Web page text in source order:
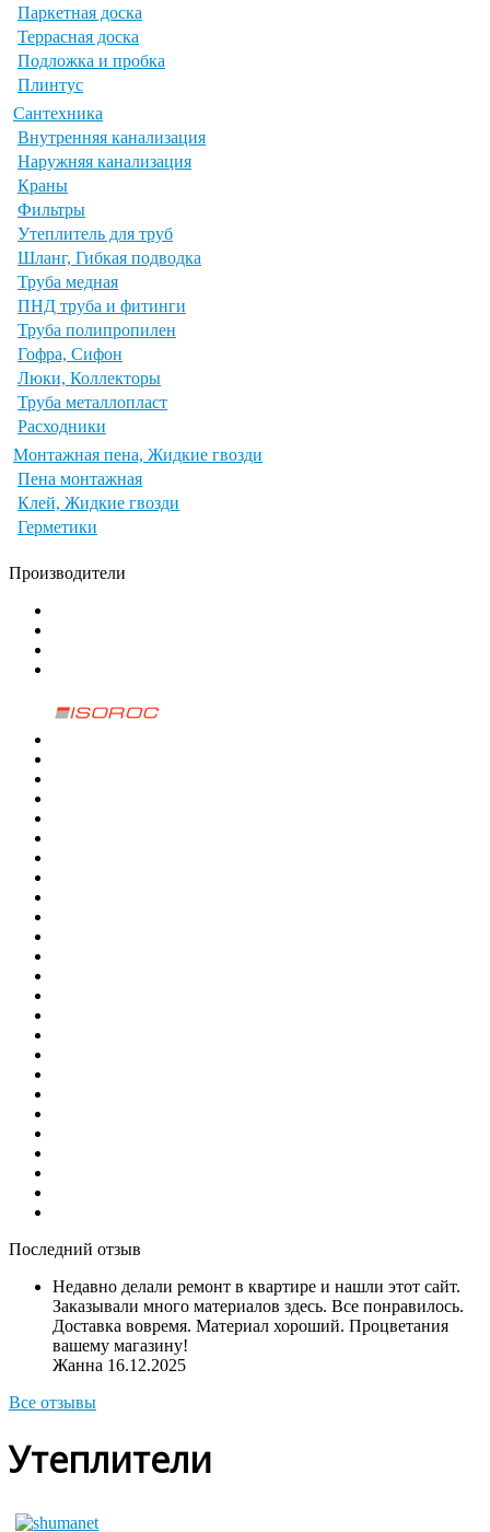
Паркетная доска
Террасная доска
Подложка и пробка
Плинтус
Сантехника
Внутренняя канализация
Наружняя канализация
Краны
Фильтры
Утеплитель для труб
Шланг, Гибкая подводка
Труба медная
ПНД труба и фитинги
Труба полипропилен
Гофра, Сифон
Люки, Коллекторы
Труба металлопласт
Расходники
Монтажная пена, Жидкие гвозди
Пена монтажная
Клей, Жидкие гвозди
Герметики
Производители
Последний отзыв
Недавно делали ремонт в квартире и нашли этот сайт.
Заказывали много материалов здесь. Все понравилось.
Доставка вовремя. Материал хороший. Процветания
вашему магазину!
Жанна 16.12.2025
Все отзывы
Утеплители